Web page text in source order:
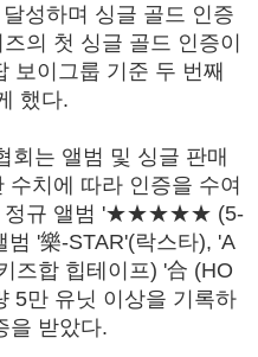
성하며 싱글 골드 인증
의 첫 싱글 골드 인증이
보이그룹 기준 두 번째
했다.
회는 앨범 및 싱글 판매
수치에 따라 인증을 수여
정규 앨범 '★★★★★ (5-
범 '樂-STAR'(락스타), 'A
즈합 힙테이프) '合 (HO
5만 유닛 이상을 기록하
을 받았다.